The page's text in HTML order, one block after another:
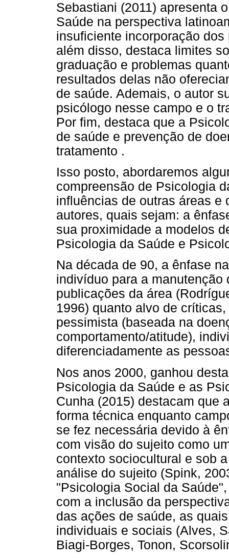
Sebastiani (2011) apresenta
Saúde na perspectiva
insuficiente incorporação
além disso, destaca limites
graduação e problemas
resultados delas não
de saúde. Ademais, o autor
psicólogo nesse campo e o
Por fim, destaca que a
de saúde e prevenção de
tratamento .
Isso posto, abordaremos
compreensão de Psicologia
influências de outras áreas e
autores, quais sejam: a
sua proximidade a modelos
Psicologia da Saúde e
Na década de 90, a ênfase
indivíduo para a
publicações da área
1996) quanto alvo de
pessimista (baseada na
comportamento/atitude),
diferenciadamente as
Nos anos 2000, ganhou
Psicologia da Saúde e as
Cunha (2015) destacam que
forma técnica enquanto
se fez necessária devido à
com visão do sujeito como
contexto sociocultural e sob
análise do sujeito (Spink,
"Psicologia Social da
com a inclusão da
das ações de saúde, as
individuais e sociais (Alves,
Biagi-Borges, Tonon,